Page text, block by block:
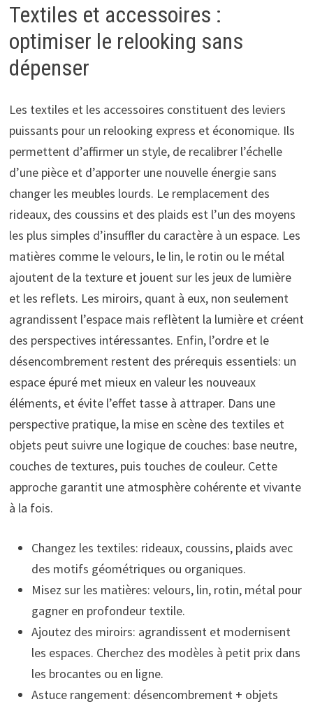
Textiles et accessoires :
optimiser le relooking sans
dépenser
Les textiles et les accessoires constituent des leviers
puissants pour un relooking express et économique. Ils
permettent d’affirmer un style, de recalibrer l’échelle
d’une pièce et d’apporter une nouvelle énergie sans
changer les meubles lourds. Le remplacement des
rideaux, des coussins et des plaids est l’un des moyens
les plus simples d’insuffler du caractère à un espace. Les
matières comme le velours, le lin, le rotin ou le métal
ajoutent de la texture et jouent sur les jeux de lumière
et les reflets. Les miroirs, quant à eux, non seulement
agrandissent l’espace mais reflètent la lumière et créent
des perspectives intéressantes. Enfin, l’ordre et le
désencombrement restent des prérequis essentiels: un
espace épuré met mieux en valeur les nouveaux
éléments, et évite l’effet tasse à attraper. Dans une
perspective pratique, la mise en scène des textiles et
objets peut suivre une logique de couches: base neutre,
couches de textures, puis touches de couleur. Cette
approche garantit une atmosphère cohérente et vivante
à la fois.
Changez les textiles: rideaux, coussins, plaids avec
des motifs géométriques ou organiques.
Misez sur les matières: velours, lin, rotin, métal pour
gagner en profondeur textile.
Ajoutez des miroirs: agrandissent et modernisent
les espaces. Cherchez des modèles à petit prix dans
les brocantes ou en ligne.
Astuce rangement: désencombrement + objets